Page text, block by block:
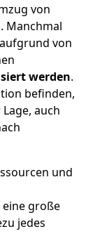
von
Manchmal
von
werden.
befinden,
auch
und
große
jedes